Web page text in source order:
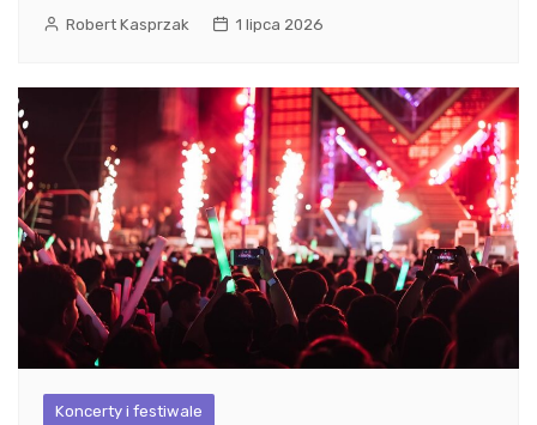
Robert Kasprzak 1 lipca 2026
Koncerty i festiwale